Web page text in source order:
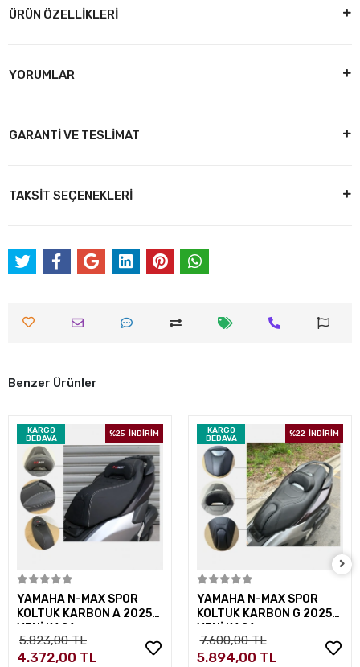
ÜRÜN ÖZELLİKLERİ
YORUMLAR
GARANTİ VE TESLİMAT
TAKSİT SEÇENEKLERİ
Benzer Ürünler
KARGO
BEDAVA
%25 İNDİRİM
Sepete Ekle
YAMAHA N-MAX SPOR
KOLTUK KARBON A 2025
YENİ KASA
5.823,00 TL
4.372,00 TL
KARGO
BEDAVA
%22 İNDİRİM
Sepete Ekle
YAMAHA N-MAX SPOR
KOLTUK KARBON G 2025
YENİ KASA
7.600,00 TL
5.894,00 TL